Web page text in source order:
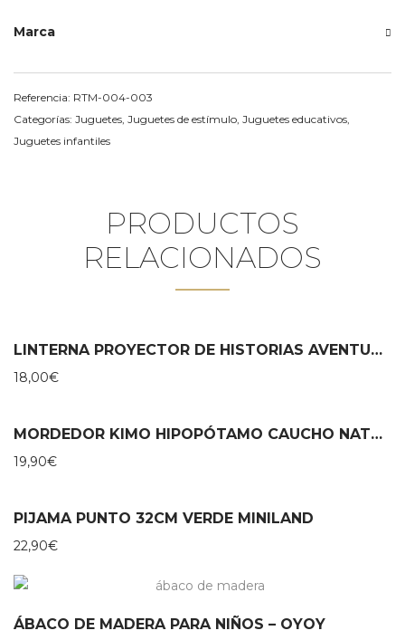
Marca
Referencia: RTM-004-003
Categorías: Juguetes Juguetes de estímulo Juguetes educativos
Juguetes infantiles
PRODUCTOS
RELACIONADOS
LINTERNA PROYECTOR DE HISTORIAS AVENTURAS DE PAULIE – MOULIN ROTY
18,00€
MORDEDOR KIMO HIPOPÓTAMO CAUCHO NATURAL – LANCO
19,90€
PIJAMA PUNTO 32CM VERDE MINILAND
22,90€
ÁBACO DE MADERA PARA NIÑOS – OYOY